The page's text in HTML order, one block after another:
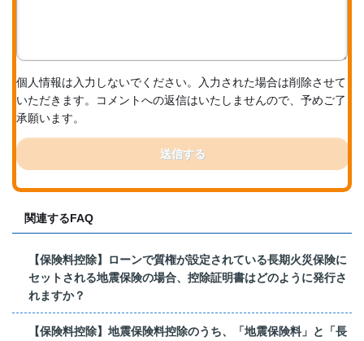
個人情報は入力しないでください。入力された場合は削除させて
いただきます。コメントへの返信はいたしませんので、予めご了
承願います。
送信する
関連するFAQ
【保険料控除】ローンで質権が設定されている長期火災保険に
セットされる地震保険の場合、控除証明書はどのように発行さ
れますか？
【保険料控除】地震保険料控除のうち、「地震保険料」と「長